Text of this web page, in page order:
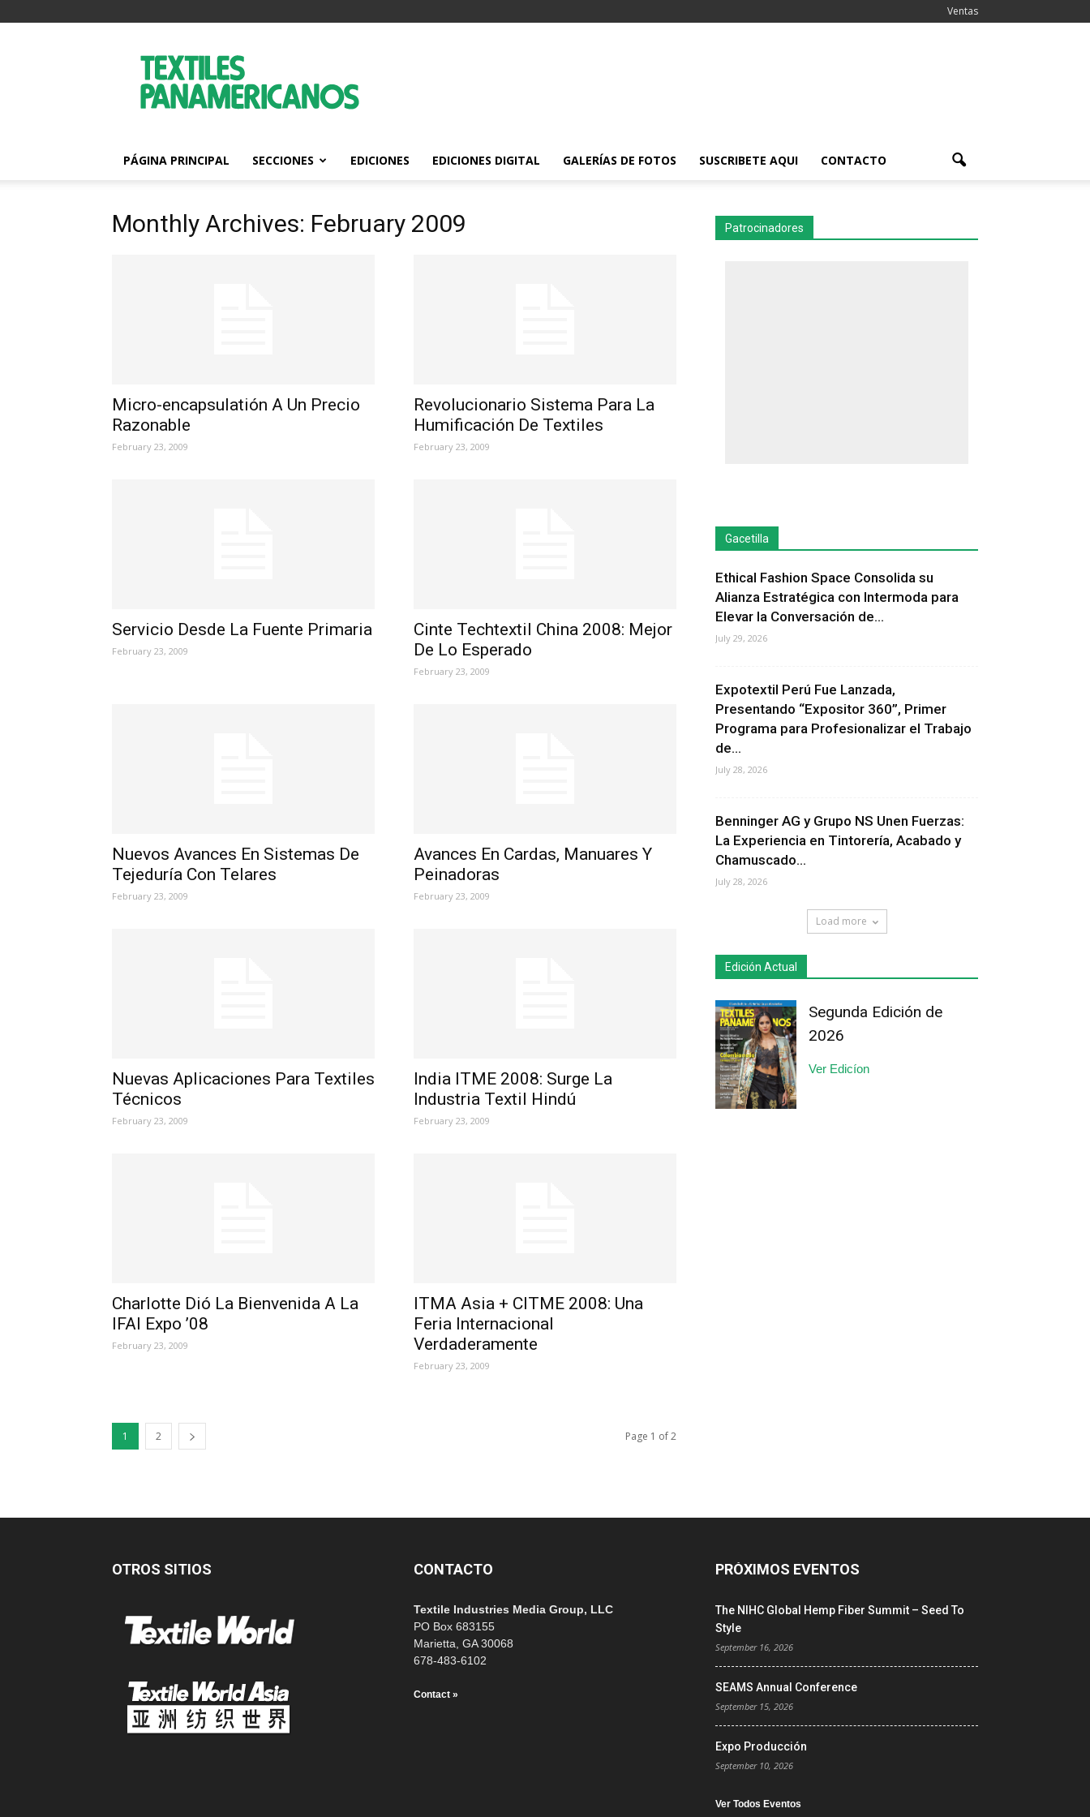
Ventas
Textiles
Panamericanos
PÁGINA PRINCIPAL SECCIONES EDICIONES EDICIONES DIGITAL GALERÍAS DE FOTOS SUSCRIBETE AQUI CONTACTO
Monthly Archives: February 2009
Micro-encapsulatión A Un Precio
Razonable
February 23, 2009
Revolucionario Sistema Para La
Humificación De Textiles
February 23, 2009
Servicio Desde La Fuente Primaria
February 23, 2009
Cinte Techtextil China 2008: Mejor
De Lo Esperado
February 23, 2009
Nuevos Avances En Sistemas De
Tejeduría Con Telares
February 23, 2009
Avances En Cardas, Manuares Y
Peinadoras
February 23, 2009
Nuevas Aplicaciones Para Textiles
Técnicos
February 23, 2009
India ITME 2008: Surge La
Industria Textil Hindú
February 23, 2009
Charlotte Dió La Bienvenida A La
IFAI Expo ’08
February 23, 2009
ITMA Asia + CITME 2008: Una
Feria Internacional
Verdaderamente
February 23, 2009
1 2 Page 1 of 2
Patrocinadores
Gacetilla
Ethical Fashion Space Consolida su
Alianza Estratégica con Intermoda para
Elevar la Conversación de...
July 29, 2026
Expotextil Perú Fue Lanzada,
Presentando “Expositor 360”, Primer
Programa para Profesionalizar el Trabajo
de...
July 28, 2026
Benninger AG y Grupo NS Unen Fuerzas:
La Experiencia en Tintorería, Acabado y
Chamuscado...
July 28, 2026
Load more
Edición Actual
Segunda Edición de
2026
Ver Edicíon
OTROS SITIOS CONTACTO
Textile Industries Media Group, LLC
PO Box 683155
Marietta, GA 30068
678-483-6102
Contact »
PRÓXIMOS EVENTOS
The NIHC Global Hemp Fiber Summit – Seed To
Style
September 16, 2026
SEAMS Annual Conference
September 15, 2026
Expo Producción
September 10, 2026
Ver Todos Eventos